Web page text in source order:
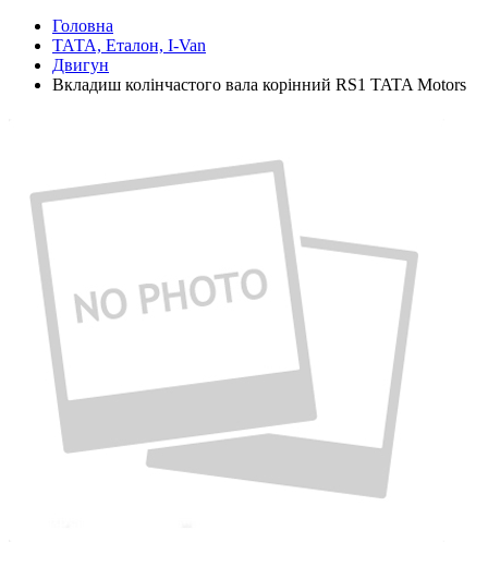
Головна
ТАТА, Еталон, I-Van
Двигун
Вкладиш колінчастого вала корінний RS1 TATA Motors